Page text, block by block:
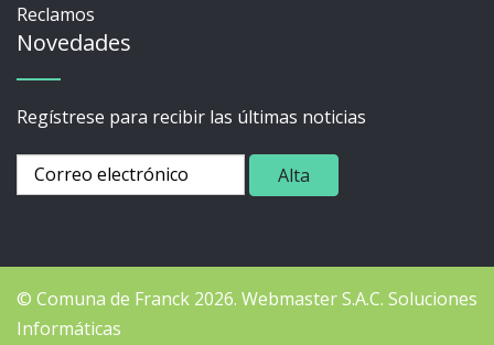
Reclamos
Novedades
Regístrese para recibir las últimas noticias
© Comuna de Franck 2026. WebmasterS.A.C. Soluciones
Informáticas